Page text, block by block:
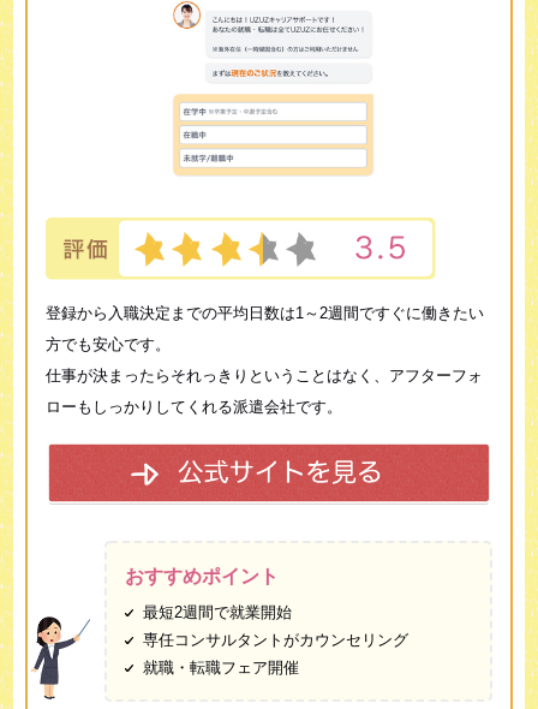
登録から入職決定までの平均日数は1～2週間ですぐに働きたい
方でも安心です。
仕事が決まったらそれっきりということはなく、アフターフォ
ローもしっかりしてくれる派遣会社です。
おすすめポイント
最短2週間で就業開始
専任コンサルタントがカウンセリング
就職・転職フェア開催